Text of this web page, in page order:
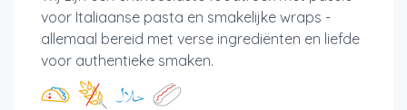
voor Italiaanse pasta en smakelijke wraps -
allemaal bereid met verse ingrediënten en liefde
voor authentieke smaken.